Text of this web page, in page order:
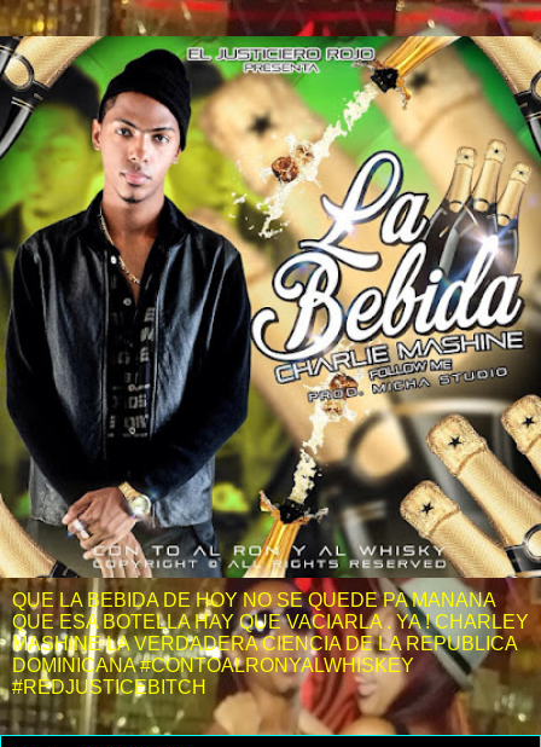
QUE LA BEBIDA DE HOY NO SE QUEDE PA MANANA
QUE ESA BOTELLA HAY QUE VACIARLA . YA ! CHARLEY
MASHINE LA VERDADERA CIENCIA DE LA REPUBLICA
DOMINICANA #CONTOALRONYALWHISKEY
#REDJUSTICEBITCH